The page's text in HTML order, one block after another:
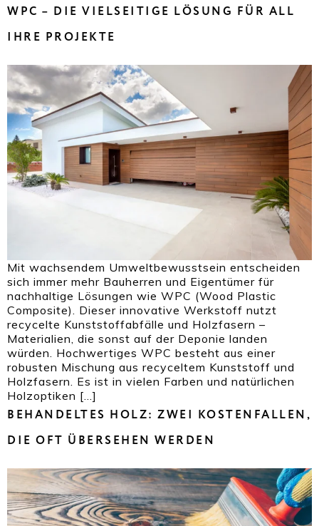
WPC – DIE VIELSEITIGE LÖSUNG FÜR ALL
IHRE PROJEKTE
Mit wachsendem Umweltbewusstsein entscheiden
sich immer mehr Bauherren und Eigentümer für
nachhaltige Lösungen wie WPC (Wood Plastic
Composite). Dieser innovative Werkstoff nutzt
recycelte Kunststoffabfälle und Holzfasern –
Materialien, die sonst auf der Deponie landen
würden. Hochwertiges WPC besteht aus einer
robusten Mischung aus recyceltem Kunststoff und
Holzfasern. Es ist in vielen Farben und natürlichen
Holzoptiken […]
BEHANDELTES HOLZ: ZWEI KOSTENFALLEN,
DIE OFT ÜBERSEHEN WERDEN